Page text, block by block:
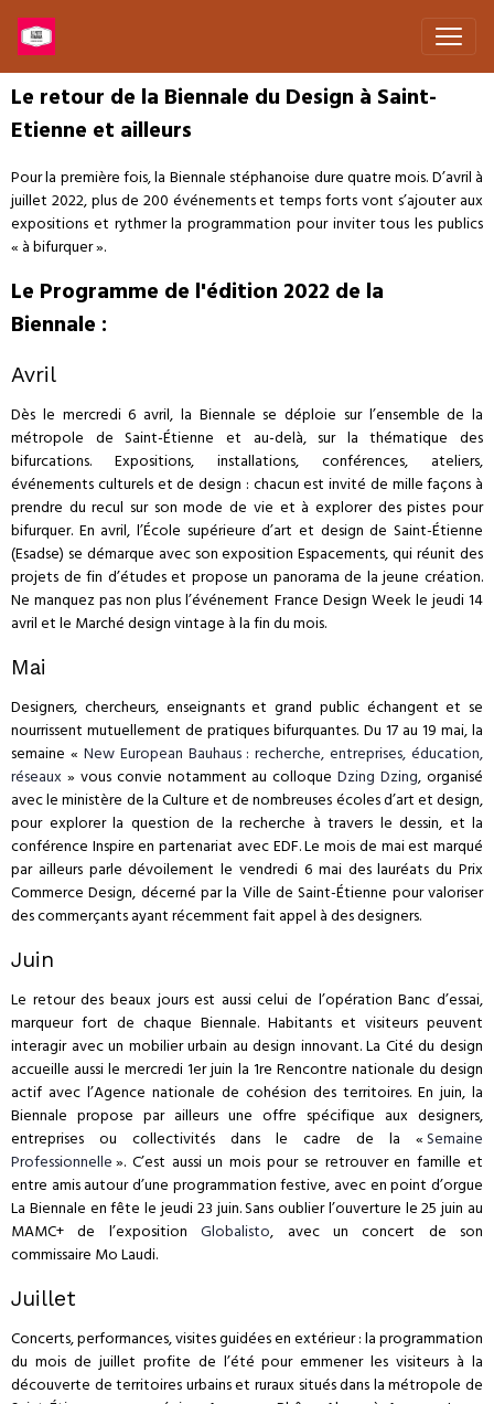
Le retour de la Biennale du Design à Saint-
Etienne et ailleurs
Pour la première fois, la Biennale stéphanoise dure quatre mois. D’avril à
juillet 2022, plus de 200 événements et temps forts vont s’ajouter aux
expositions et rythmer la programmation pour inviter tous les publics
« à bifurquer ».
Le Programme de l'édition 2022 de la
Biennale :
Avril
Dès le mercredi 6 avril, la Biennale se déploie sur l’ensemble de la
métropole de Saint-Étienne et au-delà, sur la thématique des
bifurcations. Expositions, installations, conférences, ateliers,
événements culturels et de design : chacun est invité de mille façons à
prendre du recul sur son mode de vie et à explorer des pistes pour
bifurquer. En avril, l’École supérieure d’art et design de Saint-Étienne
(Esadse) se démarque avec son exposition Espacements, qui réunit des
projets de fin d’études et propose un panorama de la jeune création.
Ne manquez pas non plus l’événement France Design Week le jeudi 14
avril et le Marché design vintage à la fin du mois.
Mai
Designers, chercheurs, enseignants et grand public échangent et se
nourrissent mutuellement de pratiques bifurquantes. Du 17 au 19 mai, la
semaine « New European Bauhaus : recherche, entreprises, éducation,
réseaux » vous convie notamment au colloqueDzing Dzing, organisé
avec le ministère de la Culture et de nombreuses écoles d’art et design,
pour explorer la question de la recherche à travers le dessin, et la
conférence Inspire en partenariat avec EDF. Le mois de mai est marqué
par ailleurs parle dévoilement le vendredi 6 mai des lauréats du Prix
Commerce Design, décerné par la Ville de Saint-Étienne pour valoriser
des commerçants ayant récemment fait appel à des designers.
Juin
Le retour des beaux jours est aussi celui de l’opération Banc d’essai,
marqueur fort de chaque Biennale. Habitants et visiteurs peuvent
interagir avec un mobilier urbain au design innovant. La Cité du design
accueille aussi le mercredi 1er juin la 1re Rencontre nationale du design
actif avec l’Agence nationale de cohésion des territoires. En juin, la
Biennale propose par ailleurs une offre spécifique aux designers,
entreprises ou collectivités dans le cadre de la «Semaine
Professionnelle». C’est aussi un mois pour se retrouver en famille et
entre amis autour d’une programmation festive, avec en point d’orgue
La Biennale en fête le jeudi 23 juin. Sans oublier l’ouverture le 25 juin au
MAMC+ de l’expositionGlobalisto, avec un concert de son
commissaire Mo Laudi.
Juillet
Concerts, performances, visites guidées en extérieur : la programmation
du mois de juillet profite de l’été pour emmener les visiteurs à la
découverte de territoires urbains et ruraux situés dans la métropole de